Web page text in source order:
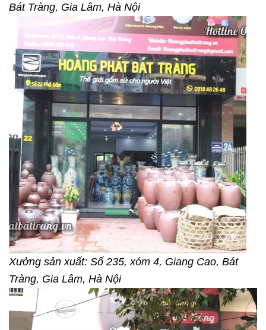
Bát Tràng, Gia Lâm, Hà Nội
Xưởng sản xuất: Số 235, xóm 4, Giang Cao, Bát
Tràng, Gia Lâm, Hà Nội